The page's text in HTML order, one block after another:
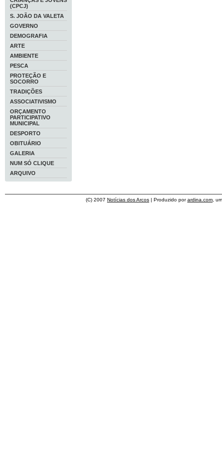
(CPCJ)
S. JOÃO DA VALETA
GOVERNO
DEMOGRAFIA
ARTE
AMBIENTE
PESCA
PROTEÇÃO E
SOCORRO
TRADIÇÕES
ASSOCIATIVISMO
ORÇAMENTO
PARTICIPATIVO
MUNICIPAL
DESPORTO
OBITUÁRIO
GALERIA
NUM SÓ CLIQUE
ARQUIVO
(C) 2007 Notícias dos Arcos | Produzido porardina.com ,